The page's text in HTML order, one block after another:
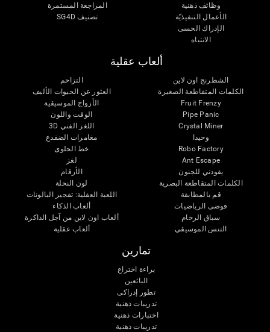
وظائف ذهنية
الأعمال التنفيذيّة
الإدراك الحسى
الانتباه
المراجعة المستمرة
تصنيف SG4D
ألعاب عقلية
الشطرنج اون لاين
الكلمات المتقاطعة الصغيرة
Fruit Frenzy
Pipe Panic
Crystal Miner
وحيدا
Robo Factory
Ant Escape
يقودني للجنون
الكلمات المتقاطعة البصرية
قم بالمطابقة
فوضى الرياضيات
سباق الرخام
التنس الموسيقي
التزاحم
العثور عن الحيوات الأليف
الأزواج الموسيقية
الوقت واللون
اللغز الفني 3D
مغامرات الضفدع
خط الحلوى
لغز
الأرقام
لون النحلة
اللعبة العقلية: تفجير البالونات
ألعاب الذكاء
ألعاب اون لاين من آجل الذاكرة
ألعاب عقلية
تمارين
براءة اختراع
البائعين
تطور إدراكى
تدريبات ذهنية
اختبارات ذهنية
تدريبات ذهنية